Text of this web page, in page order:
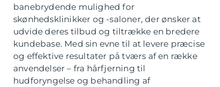
banebrydende mulighed for
skønhedsklinikker og -saloner, der ønsker at
udvide deres tilbud og tiltrække en bredere
kundebase. Med sin evne til at levere præcise
og effektive resultater på tværs af en række
anvendelser – fra hårfjerning til
hudforyngelse og behandling af